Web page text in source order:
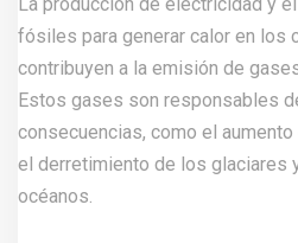
fósiles para generar calor en los
contribuyen a la emisión de
Estos gases son responsables
consecuencias, como el
el derretimiento de los glaciares
océanos.